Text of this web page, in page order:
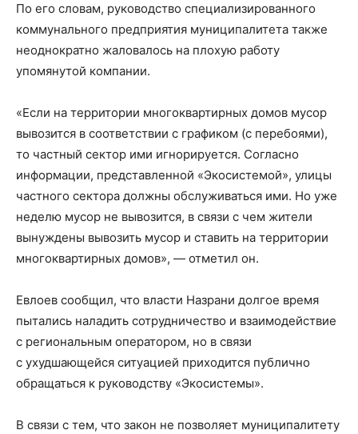
По его словам, руководство специализированного
коммунального предприятия муниципалитета также
неоднократно жаловалось на плохую работу
упомянутой компании.
«Если на территории многоквартирных домов мусор
вывозится в соответствии с графиком (с перебоями),
то частный сектор ими игнорируется. Согласно
информации, представленной «Экосистемой», улицы
частного сектора должны обслуживаться ими. Но уже
неделю мусор не вывозится, в связи с чем жители
вынуждены вывозить мусор и ставить на территории
многоквартирных домов», — отметил он.
Евлоев сообщил, что власти Назрани долгое время
пытались наладить сотрудничество и взаимодействие
с региональным оператором, но в связи
с ухудшающейся ситуацией приходится публично
обращаться к руководству «Экосистемы».
В связи с тем, что закон не позволяет муниципалитету